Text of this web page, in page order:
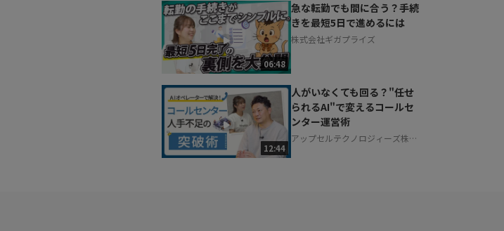
06:48
急な転勤でも間に合う？手続
きを最短5日で進めるには
株式会社ギガプライズ
12:44
人がいなくても回る？"任せ
られるAI"で変えるコールセ
ンター運営術
アップセルテクノロジィーズ株式